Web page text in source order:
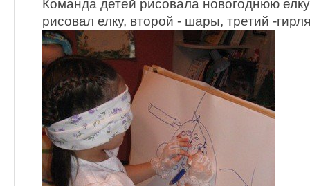
Команда детей рисовала новогоднюю
рисовал елку, второй - шары, третий -